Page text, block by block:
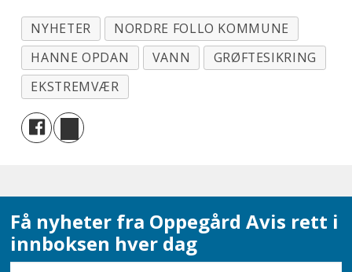
NYHETER
NORDRE FOLLO KOMMUNE
HANNE OPDAN
VANN
GRØFTESIKRING
EKSTREMVÆR
Få nyheter fra Oppegård Avis rett i
innboksen hver dag